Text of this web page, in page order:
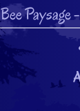
Bee Paysage